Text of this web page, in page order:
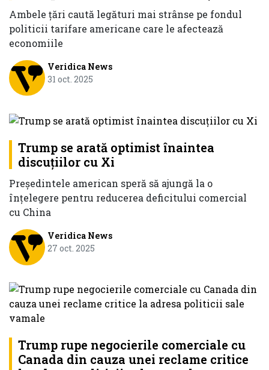
Ambele țări caută legături mai strânse pe fondul
politicii tarifare americane care le afectează
economiile
Veridica News
31 oct. 2025
Trump se arată optimist înaintea
discuțiilor cu Xi
Președintele american speră să ajungă la o
înțelegere pentru reducerea deficitului comercial
cu China
Veridica News
27 oct. 2025
Trump rupe negocierile comerciale cu
Canada din cauza unei reclame critice